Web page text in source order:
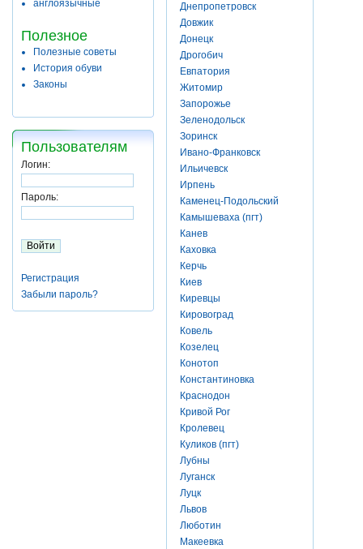
англоязычные
Полезное
Полезные советы
История обуви
Законы
Пользователям
Логин:
Пароль:
Регистрация
Забыли пароль?
Днепропетровск
Довжик
Донецк
Дрогобич
Евпатория
Житомир
Запорожье
Зеленодольск
Зоринск
Ивано-Франковск
Ильичевск
Ирпень
Каменец-Подольский
Камышеваха (пгт)
Канев
Каховка
Керчь
Киев
Киревцы
Кировоград
Ковель
Козелец
Конотоп
Константиновка
Краснодон
Кривой Рог
Кролевец
Куликов (пгт)
Лубны
Луганск
Луцк
Львов
Люботин
Макеевка